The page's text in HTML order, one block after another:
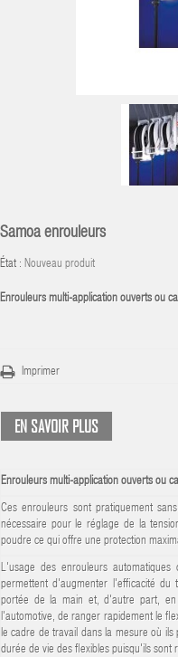
Samoa enrouleurs
État : Nouveau produit
Enrouleurs multi-application ouverts ou
Imprimer
EN SAVOIR PLUS
Enrouleurs multi-application ouverts ou
Ces enrouleurs sont pratiquement
nécessaire pour le réglage de la
poudre ce qui offre une protection
L'usage des enrouleurs
permettent d'augmenter l'efficacité
portée de la main et, d'autre part,
l'automotive, de ranger rapidement le
le cadre de travail dans la mesure où
durée de vie des flexibles puisqu'ils sont